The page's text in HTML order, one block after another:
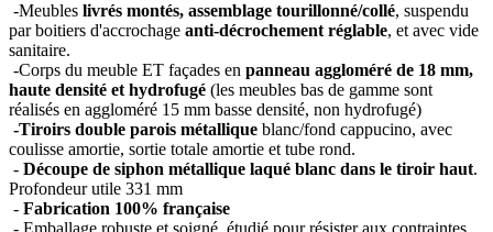
-Meubles livrés montés, assemblage tourillonné/collé, suspendu
par boitiers d'accrochage anti-décrochement réglable, et avec vide
sanitaire.
-Corps du meuble ET façades en panneau aggloméré de 18 mm,
haute densité et hydrofugé (les meubles bas de gamme sont
réalisés en aggloméré 15 mm basse densité, non hydrofugé)
-Tiroirs double parois métallique blanc/fond cappucino, avec
coulisse amortie, sortie totale amortie et tube rond.
- Découpe de siphon métallique laqué blanc dans le tiroir haut.
Profondeur utile 331 mm
- Fabrication 100% française